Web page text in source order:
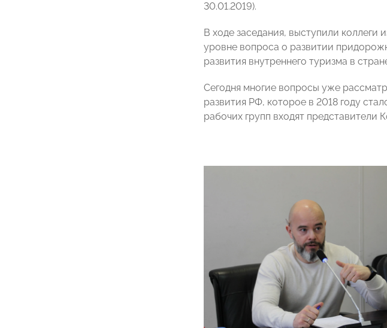
30.01.2019).
В ходе заседания, выступили
уровне вопроса о развитии
развития внутреннего туризма в
Сегодня многие вопросы уже
развития РФ, которое в 2018 году
рабочих групп входят